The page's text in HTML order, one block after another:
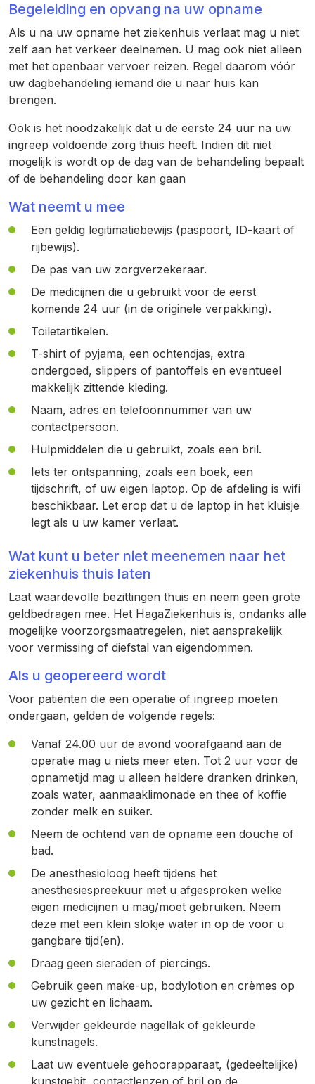
Begeleiding en opvang na uw opname
Als u na uw opname het ziekenhuis verlaat mag u niet
zelf aan het verkeer deelnemen. U mag ook niet alleen
met het openbaar vervoer reizen. Regel daarom vóór
uw dagbehandeling iemand die u naar huis kan
brengen.
Ook is het noodzakelijk dat u de eerste 24 uur na uw
ingreep voldoende zorg thuis heeft. Indien dit niet
mogelijk is wordt op de dag van de behandeling bepaalt
of de behandeling door kan gaan
Wat neemt u mee
Een geldig legitimatiebewijs (paspoort, ID-kaart of
rijbewijs).
De pas van uw zorgverzekeraar.
De medicijnen die u gebruikt voor de eerst
komende 24 uur (in de originele verpakking).
Toiletartikelen.
T-shirt of pyjama, een ochtendjas, extra
ondergoed, slippers of pantoffels en eventueel
makkelijk zittende kleding.
Naam, adres en telefoonnummer van uw
contactpersoon.
Hulpmiddelen die u gebruikt, zoals een bril.
Iets ter ontspanning, zoals een boek, een
tijdschrift, of uw eigen laptop. Op de afdeling is wifi
beschikbaar. Let erop dat u de laptop in het kluisje
legt als u uw kamer verlaat.
Wat kunt u beter niet meenemen naar het
ziekenhuis thuis laten
Laat waardevolle bezittingen thuis en neem geen grote
geldbedragen mee. Het HagaZiekenhuis is, ondanks alle
mogelijke voorzorgsmaatregelen, niet aansprakelijk
voor vermissing of diefstal van eigendommen.
Als u geopereerd wordt
Voor patiënten die een operatie of ingreep moeten
ondergaan, gelden de volgende regels:
Vanaf 24.00 uur de avond voorafgaand aan de
operatie mag u niets meer eten. Tot 2 uur voor de
opnametijd mag u alleen heldere dranken drinken,
zoals water, aanmaaklimonade en thee of koffie
zonder melk en suiker.
Neem de ochtend van de opname een douche of
bad.
De anesthesioloog heeft tijdens het
anesthesiespreekuur met u afgesproken welke
eigen medicijnen u mag/moet gebruiken. Neem
deze met een klein slokje water in op de voor u
gangbare tijd(en).
Draag geen sieraden of piercings.
Gebruik geen make-up, bodylotion en crèmes op
uw gezicht en lichaam.
Verwijder gekleurde nagellak of gekleurde
kunstnagels.
Laat uw eventuele gehoorapparaat, (gedeeltelijke)
kunstgebit, contactlenzen of bril op de